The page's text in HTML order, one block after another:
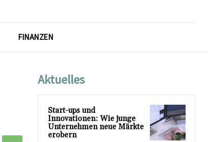
FINANZEN
Aktuelles
Start-ups und
Innovationen: Wie junge
Unternehmen neue Märkte
erobern